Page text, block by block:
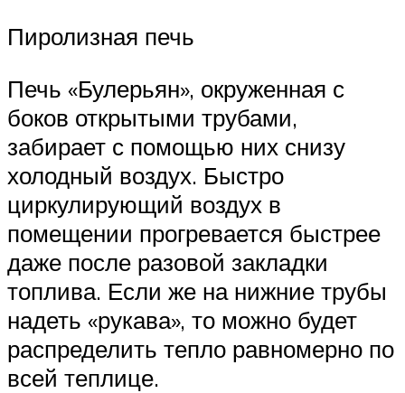
Пиролизная печь
Печь «Булерьян», окруженная с
боков открытыми трубами,
забирает с помощью них снизу
холодный воздух. Быстро
циркулирующий воздух в
помещении прогревается быстрее
даже после разовой закладки
топлива. Если же на нижние трубы
надеть «рукава», то можно будет
распределить тепло равномерно по
всей теплице.